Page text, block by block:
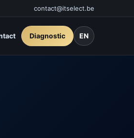
contact@itselect.be
Diagnostic EN